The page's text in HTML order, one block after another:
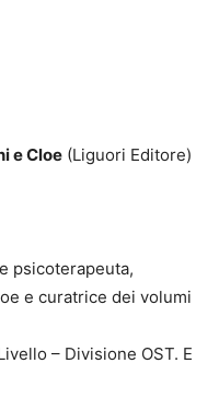
e Cloe (Liguori Editore)
psicoterapeuta,
e curatrice dei volumi
– Divisione OST. E